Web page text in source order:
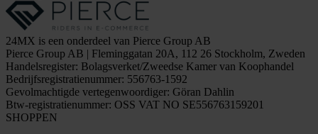
24MX is een onderdeel van Pierce Group AB
Pierce Group AB | Fleminggatan 20A, 112 26 Stockholm, Zweden
Handelsregister: Bolagsverket/Zweedse Kamer van Koophandel
Bedrijfsregistratienummer: 556763-1592
Gevolmachtigde vertegenwoordiger: Göran Dahlin
Btw-registratienummer: OSS VAT NO SE556763159201
SHOPPEN